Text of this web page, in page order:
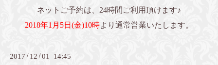
ネットご予約は、24時間ご利用頂けます♪
2018年1月5日(金)10時より通常営業いたします。
2017 / 12 /01 14:45